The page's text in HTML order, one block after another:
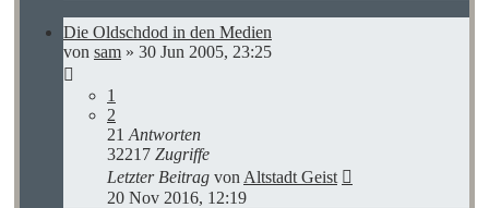
Die Oldschdod in den Medien
von sam » 30 Jun 2005, 23:25
1
2
21 Antworten
32217 Zugriffe
Letzter Beitrag von Altstadt Geist
20 Nov 2016, 12:19